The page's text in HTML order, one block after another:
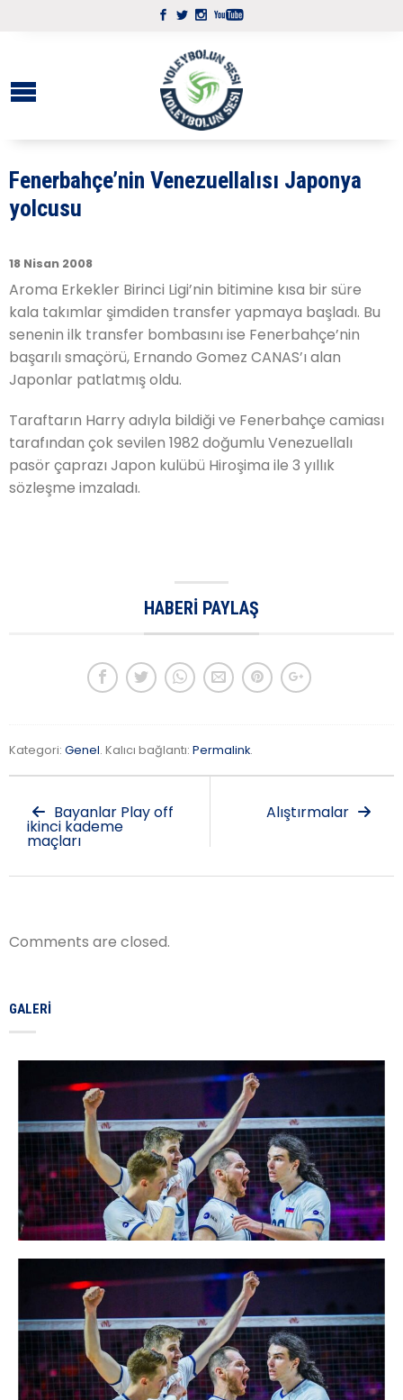
Fenerbahçe’nin Venezuellalısı Japonya
yolcusu
18 Nisan 2008
Aroma Erkekler Birinci Ligi’nin bitimine kısa bir süre
kala takımlar şimdiden transfer yapmaya başladı. Bu
senenin ilk transfer bombasını ise Fenerbahçe’nin
başarılı smaçörü, Ernando Gomez CANAS’ı alan
Japonlar patlatmış oldu.
Taraftarın Harry adıyla bildiği ve Fenerbahçe camiası
tarafından çok sevilen 1982 doğumlu Venezuellalı
pasör çaprazı Japon kulübü Hiroşima ile 3 yıllık
sözleşme imzaladı.
HABERI PAYLAŞ
Kategori: Genel. Kalıcı bağlantı: Permalink.
Bayanlar Play off
ikinci kademe
maçları
Alıştırmalar
Comments are closed.
GALERI